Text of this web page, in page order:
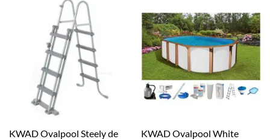
KWAD Ovalpool Steely de KWAD Ovalpool White